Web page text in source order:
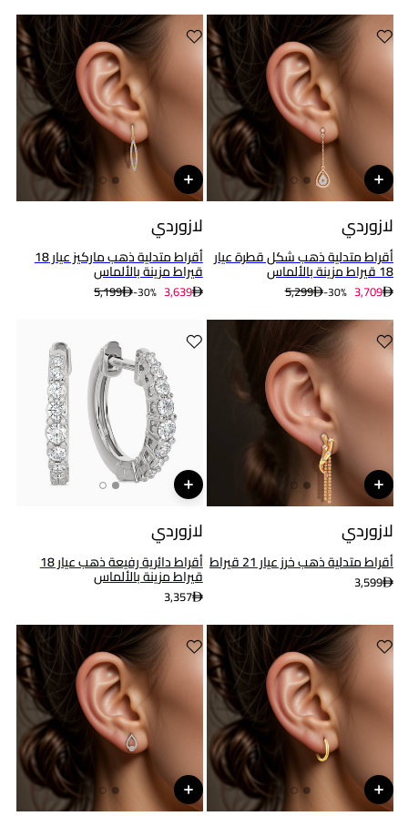
لازوردي
أقراط متدلية ذهب شكل قطرة عيار
18 قيراط مزينة بالألماس
5,299 30%- 3,709
لازوردي
أقراط متدلية ذهب ماركيز عيار 18
قيراط مزينة بالألماس
5,199 30%- 3,639
لازوردي
أقراط متدلية ذهب خرز عيار 21 قيراط
3,599
لازوردي
أقراط دائرية رفيعة ذهب عيار 18
قيراط مزينة بالألماس
3,357